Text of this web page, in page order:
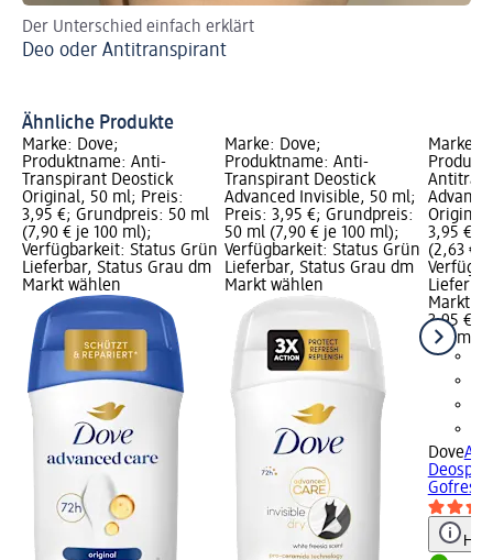
Der Unterschied einfach erklärt
Deo oder Antitranspirant
Ähnliche Produkte
Marke: Dove;
Produktname: Anti-
Transpirant Deostick
Original, 50 ml; Preis:
3,95 €; Grundpreis: 50 ml
(7,90 € je 100 ml);
Verfügbarkeit: Status Grün
Lieferbar, Status Grau dm
Markt wählen
Marke: Dove;
Produktname: Anti-
Transpirant Deostick
Advanced Invisible, 50 ml;
Preis: 3,95 €; Grundpreis:
50 ml (7,90 € je 100 ml);
Verfügbarkeit: Status Grün
Lieferbar, Status Grau dm
Markt wählen
Marke:
3,95 €;
(2,63 €
Markt
3,95 €
150 ml
Dove